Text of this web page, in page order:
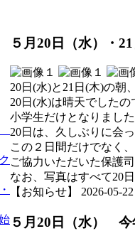
５月20日（水）・
20日(水)と21日(木)の朝
20日(水)は晴天でした
小学生だけとなりました
20日は、久しぶりに会
この２日間だけでなく
ご協力いただいた保護
なお、写真はすべて20
【お知らせ】 2026-05-
５月20日（水） 今